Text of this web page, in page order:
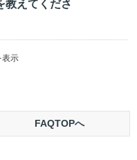
教えてくださ
表示
FAQTOPへ